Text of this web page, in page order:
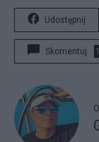
Udostępnij
Skomentuj